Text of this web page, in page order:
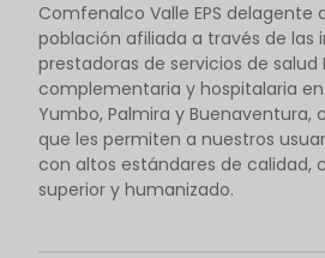
Comfenalco Valle EPS delagente
población afiliada a través de las
prestadoras de servicios de salud
complementaria y hospitalaria
Yumbo, Palmira y Buenaventura,
que les permiten a nuestros
con altos estándares de calidad,
superior y humanizado.